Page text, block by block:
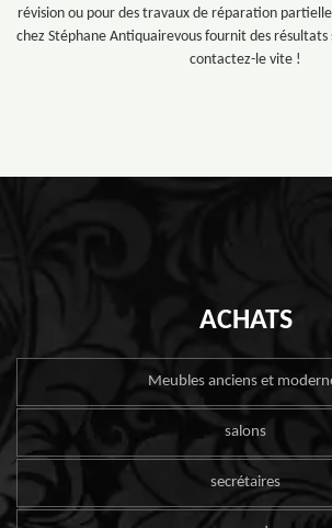
révision ou pour des travaux de réparation
chez Stéphane Antiquairevous fournit des résultats
contactez-le vite !
ACHATS
Meubles anciens et
salons
secrétaires